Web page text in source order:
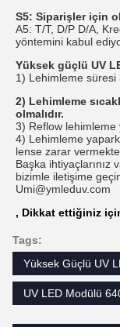
S5: Siparişler için
A5: T/T, D/P D/A,
yöntemini kabul
Yüksek güçlü UV
1) Lehimleme
2) Lehimleme
olmalıdır.
3) Reflow lehimleme
4) Lehimleme
lense zarar
Başka ihtiyaçlarınız
bizimle iletişime
Umi@ymleduv.com
, Dikkat ettiğiniz
Tags:
Yüksek Güçlü UV
UV LED Modülü